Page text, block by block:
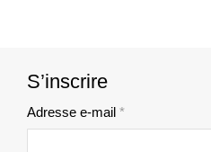
S’inscrire
Adresse e-mail *